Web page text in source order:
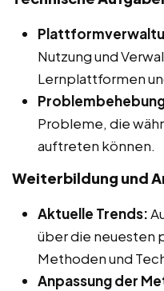
Nutzung und
Lernplattformen
Probleme, die
auftreten können.
Weiterbildung und
Aktuelle Trends:
über die neuesten
Methoden und
Anpassung der